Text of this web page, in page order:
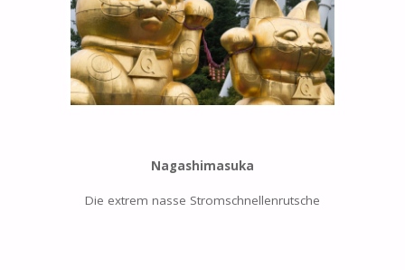
Nagashimasuka
Die extrem nasse Stromschnellenrutsche